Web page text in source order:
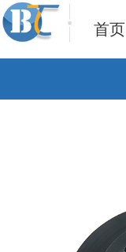
首页